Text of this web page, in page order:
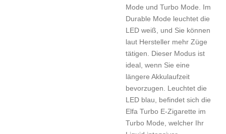
Mode und Turbo Mode. Im
Durable Mode leuchtet die
LED weiß, und Sie können
laut Hersteller mehr Züge
tätigen. Dieser Modus ist
ideal, wenn Sie eine
längere Akkulaufzeit
bevorzugen. Leuchtet die
LED blau, befindet sich die
Elfa Turbo E-Zigarette im
Turbo Mode, welcher Ihr